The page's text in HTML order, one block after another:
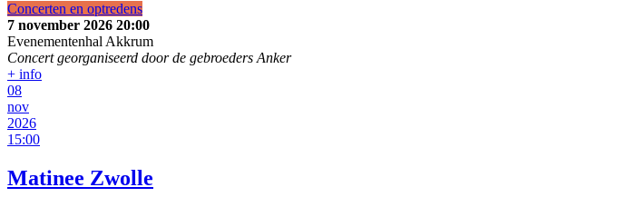
Concerten en optredens
7 november 2026 20:00
Evenementenhal Akkrum
Concert georganiseerd door de gebroeders Anker
+ info
08
nov
2026
15:00
Matinee Zwolle